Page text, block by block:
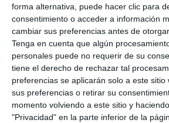
forma alternativa, puede hacer clic para
consentimiento o acceder a información
cambiar sus preferencias antes de
Tenga en cuenta que algún
personales puede no requerir de su
tiene el derecho de rechazar tal
preferencias se aplicarán solo a este sitio
sus preferencias o retirar su
momento volviendo a este sitio y
"Privacidad" en la parte inferior de la